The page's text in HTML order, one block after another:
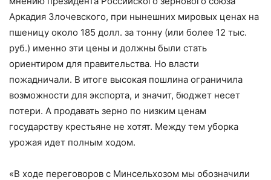
Аркадия Злочевского, при нынешних мировых ценах на
пшеницу около 185 долл. за тонну (или более 12 тыс.
руб.) именно эти цены и должны были стать
ориентиром для правительства. Но власти
пожадничали. В итоге высокая пошлина ограничила
возможности для экспорта, и значит, бюджет несет
потери. А продавать зерно по низким ценам
государству крестьяне не хотят. Между тем уборка
урожая идет полным ходом.
«В ходе переговоров с Минсельхозом мы обозначили